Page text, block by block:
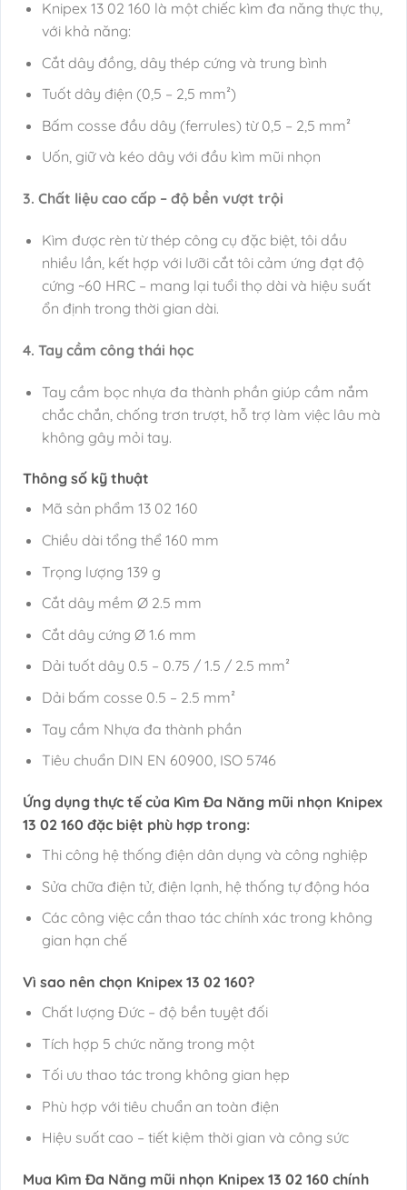
Knipex 13 02 160 là một chiếc kìm đa năng thực thụ,
với khả năng:
Cắt dây đồng, dây thép cứng và trung bình
Tuốt dây điện (0,5 – 2,5 mm²)
Bấm cosse đầu dây (ferrules) từ 0,5 – 2,5 mm²
Uốn, giữ và kéo dây với đầu kìm mũi nhọn
3. Chất liệu cao cấp – độ bền vượt trội
Kìm được rèn từ thép công cụ đặc biệt, tôi dầu
nhiều lần, kết hợp với lưỡi cắt tôi cảm ứng đạt độ
cứng ~60 HRC – mang lại tuổi thọ dài và hiệu suất
ổn định trong thời gian dài.
4. Tay cầm công thái học
Tay cầm bọc nhựa đa thành phần giúp cầm nắm
chắc chắn, chống trơn trượt, hỗ trợ làm việc lâu mà
không gây mỏi tay.
Thông số kỹ thuật
Mã sản phẩm 13 02 160
Chiều dài tổng thể 160 mm
Trọng lượng 139 g
Cắt dây mềm Ø 2.5 mm
Cắt dây cứng Ø 1.6 mm
Dải tuốt dây 0.5 – 0.75 / 1.5 / 2.5 mm²
Dải bấm cosse 0.5 – 2.5 mm²
Tay cầm Nhựa đa thành phần
Tiêu chuẩn DIN EN 60900, ISO 5746
Ứng dụng thực tế của Kìm Đa Năng mũi nhọn Knipex
13 02 160 đặc biệt phù hợp trong:
Thi công hệ thống điện dân dụng và công nghiệp
Sửa chữa điện tử, điện lạnh, hệ thống tự động hóa
Các công việc cần thao tác chính xác trong không
gian hạn chế
Vì sao nên chọn Knipex 13 02 160?
Chất lượng Đức – độ bền tuyệt đối
Tích hợp 5 chức năng trong một
Tối ưu thao tác trong không gian hẹp
Phù hợp với tiêu chuẩn an toàn điện
Hiệu suất cao – tiết kiệm thời gian và công sức
Mua Kìm Đa Năng mũi nhọn Knipex 13 02 160 chính